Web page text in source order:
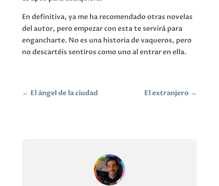
En definitiva, ya me ha recomendado otras novelas
del autor, pero empezar con esta te servirá para
engancharte. No es una historia de vaqueros, pero
no descartéis sentiros como uno al entrar en ella.
← El ángel de la ciudad El extranjero →